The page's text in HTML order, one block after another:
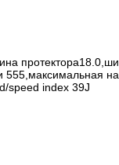
speed index 39J